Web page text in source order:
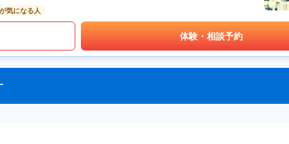
気になる人
体験・相談予約